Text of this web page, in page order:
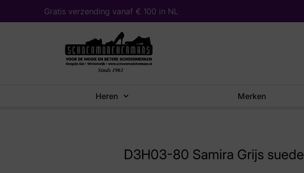
Gratis verzending vanaf € 100 in NL
Heren Merken
D3H03-80 Samira Grijs suede